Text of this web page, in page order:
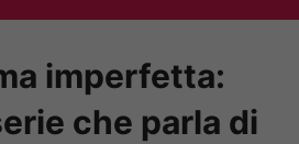
imperfetta:
che parla di